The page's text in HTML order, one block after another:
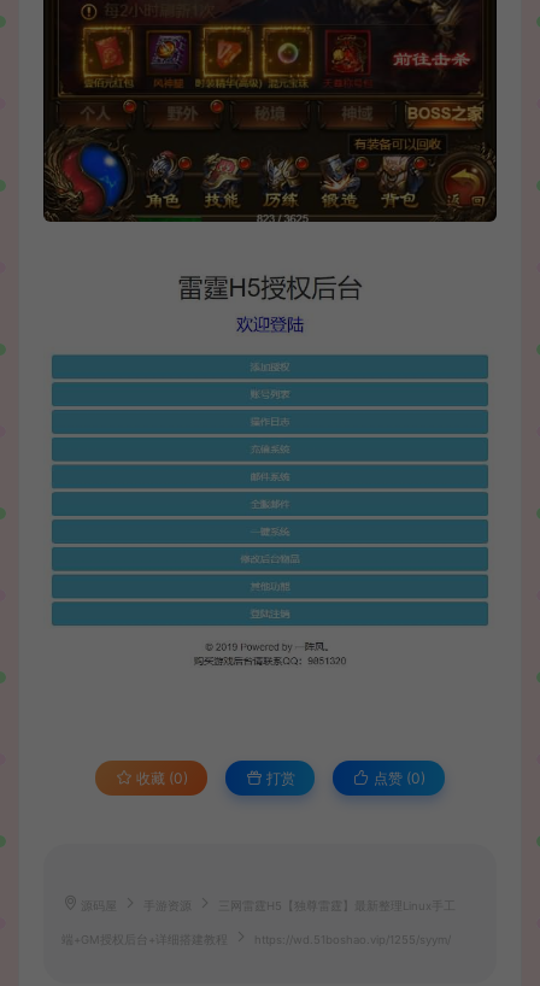
收藏 (0) 打赏 点赞 (0)
手游资源 三网雷霆H5【独尊雷霆】最新整理Linux手工
端+GM授权后台+详细搭建教程 https://wd.51boshao.vip/1255/syym/